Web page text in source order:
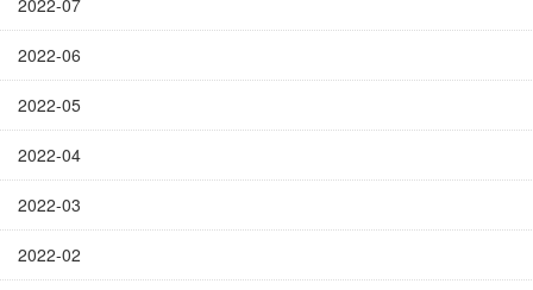
2022-07
2022-06
2022-05
2022-04
2022-03
2022-02